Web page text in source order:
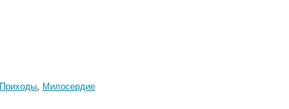
Приходы, Милосердие